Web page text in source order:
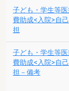
子ども・学生等医
費助成<入院>自
担
子ども・学生等医
費助成<入院>自
担－備考